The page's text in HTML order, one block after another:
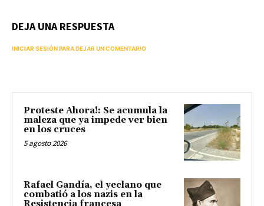
DEJA UNA RESPUESTA
INICIAR SESIÓN PARA DEJAR UN COMENTARIO
Proteste Ahora!: Se acumula la
maleza que ya impede ver bien
en los cruces
5 agosto 2026
Rafael Gandía, el yeclano que
combatió a los nazis en la